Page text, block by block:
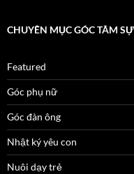
CHUYÊN MỤC GÓC TÂM SỰ
Featured
Góc phụ nữ
Góc đàn ông
Nhật ký yêu con
Nuôi dạy trẻ